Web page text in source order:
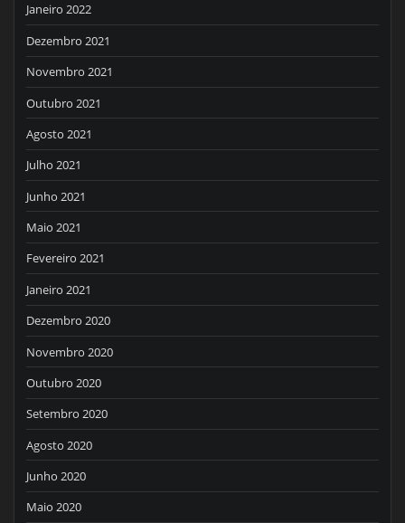
Janeiro 2022
Dezembro 2021
Novembro 2021
Outubro 2021
Agosto 2021
Julho 2021
Junho 2021
Maio 2021
Fevereiro 2021
Janeiro 2021
Dezembro 2020
Novembro 2020
Outubro 2020
Setembro 2020
Agosto 2020
Junho 2020
Maio 2020